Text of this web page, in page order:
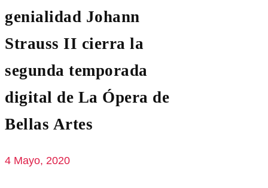
genialidad Johann
Strauss II cierra la
segunda temporada
digital de La Ópera de
Bellas Artes
4 Mayo, 2020